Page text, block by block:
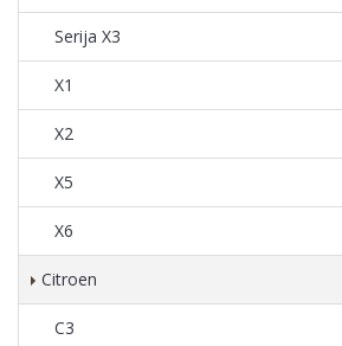
Serija X3
X1
X2
X5
X6
Citroen
C3